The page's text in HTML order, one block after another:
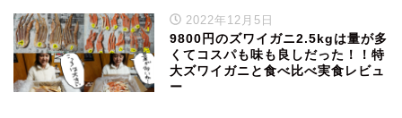
2022年12月5日
9800円のズワイガニ2.5kgは量が多
くてコスパも味も良しだった！！特
大ズワイガニと食べ比べ実食レビュ
ー